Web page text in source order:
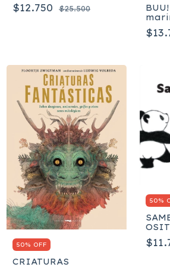
$12.750 $25.500
50% OFF
CRIATURAS
50%